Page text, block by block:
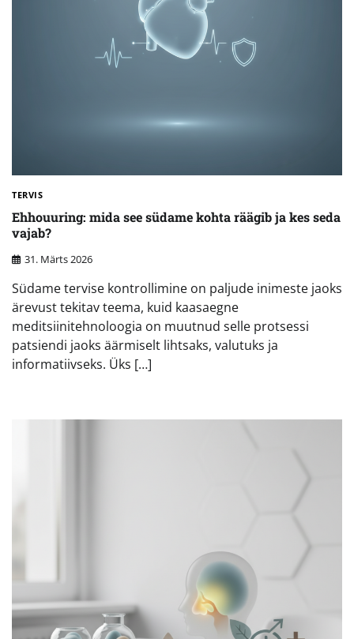
TERVIS
Ehhouuring: mida see südame kohta räägib ja kes seda
vajab?
31. Märts 2026
Südame tervise kontrollimine on paljude inimeste jaoks
ärevust tekitav teema, kuid kaasaegne
meditsiinitehnoloogia on muutnud selle protsessi
patsiendi jaoks äärmiselt lihtsaks, valutuks ja
informatiivseks. Üks […]